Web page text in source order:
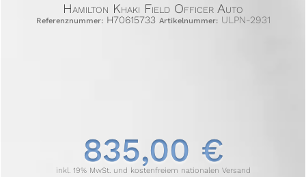
Hamilton Khaki Field Officer Auto
Referenznummer: H70615733 Artikelnummer:ULPN-2931
835,00 €
inkl. 19% MwSt. und kostenfreiem nationalen Versand